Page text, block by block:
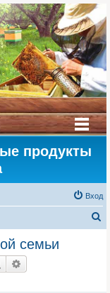
продукты
Вход
семьи
Поиск